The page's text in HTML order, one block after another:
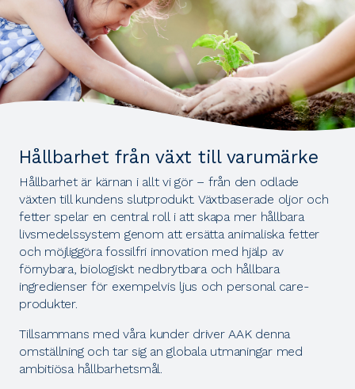
Hållbarhet från växt till varumärke
Hållbarhet är kärnan i allt vi gör – från den odlade
växten till kundens slutprodukt. Växtbaserade oljor och
fetter spelar en central roll i att skapa mer hållbara
livsmedelssystem genom att ersätta animaliska fetter
och möjliggöra fossilfri innovation med hjälp av
förnybara, biologiskt nedbrytbara och hållbara
ingredienser för exempelvis ljus och personal care-
produkter.
Tillsammans med våra kunder driver AAK denna
omställning och tar sig an globala utmaningar med
ambitiösa hållbarhetsmål.